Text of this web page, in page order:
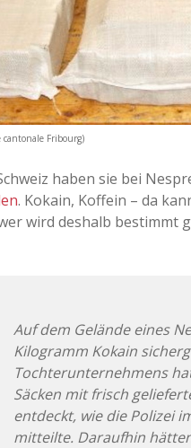
cantonale Fribourg)
haben sie bei
. Kokain, Koffein – da
wird deshalb bestimmt
Auf dem Gelände eines
Kilogramm Kokain
Tochterunternehmens
Säcken mit frisch
entdeckt, wie die Polizei
mitteilte. Daraufhin